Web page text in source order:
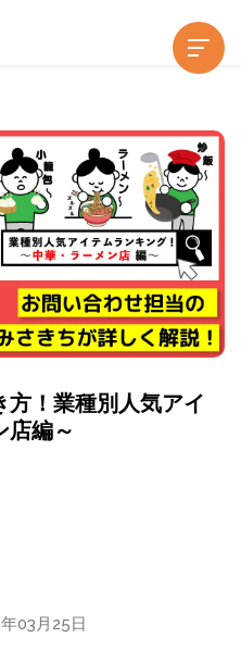
！業種別人気アイ
店編～
03月25日